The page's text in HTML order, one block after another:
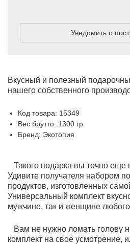
Вкусный и полезный
нашего собственного
Код товара: 15349
Вес брутто: 1300 гр
Бренд: Экотопия
Уведомить о
Такого подарка вы точно еще
Удивите получателя набором
продуктов, изготовленных
Универсальный комплект
мужчине, так и женщине любого
Вам не нужно ломать голову
комплект на свое усмотрение,